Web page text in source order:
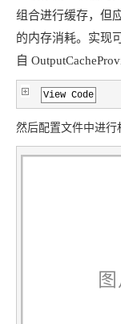
组合进行缓存，但
的内存消耗。实现
自
View Code
然后配置文件中进行